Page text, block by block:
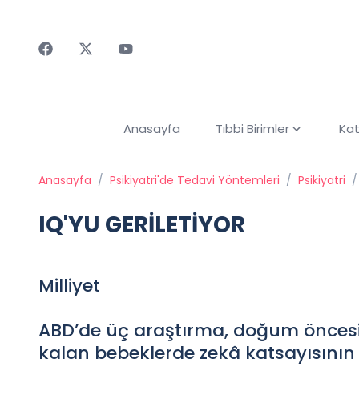
Anasayfa Tıbbi Birimler
Anasayfa / Psikiyatri'de Tedavi Yöntemleri / Psikiyatri /
IQ'YU GERİLETİYOR
Milliyet
ABD’de üç araştırma, doğum
kalan bebeklerde zekâ